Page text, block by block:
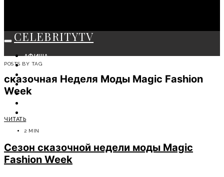
CELEBRITYTV
АФИША
СОБЫТИЯ
КРАСОТА
МОДА
ЛИЧНОСТЬ
POSTS BY TAG
сказочная Неделя Моды Magic Fashion
Week
ЧИТАТЬ
2 MIN
Сезон сказочной недели моды Magic
Fashion Week